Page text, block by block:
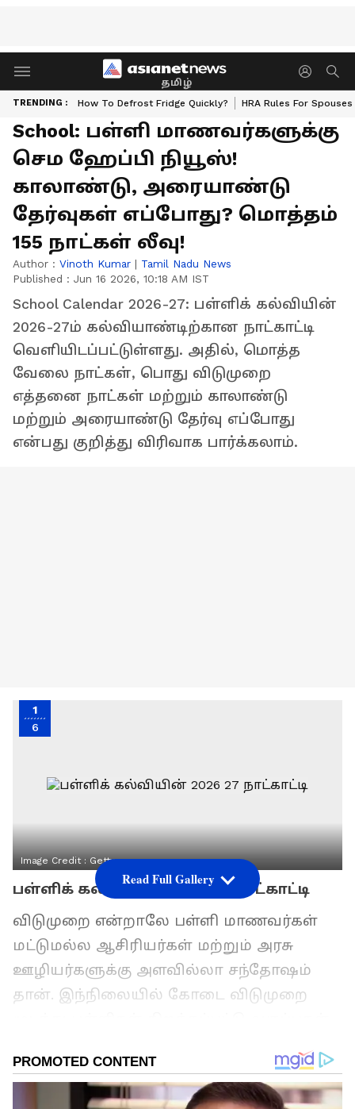
தமிழ்
TRENDING : How To Defrost Fridge Quickly? HRA Rules For Spouses
School: பள்ளி மாணவர்களுக்கு
செம ஹேப்பி நியூஸ்!
காலாண்டு, அரையாண்டு
தேர்வுகள் எப்போது? மொத்தம்
155 நாட்கள் லீவு!
Author : Vinoth Kumar | Tamil Nadu News
Published : Jun 16 2026, 10:18 AM IST
School Calendar 2026-27: பள்ளிக் கல்வியின்
2026-27ம் கல்வியாண்டிற்கான நாட்காட்டி
வெளியிடப்பட்டுள்ளது. அதில், மொத்த
வேலை நாட்கள், பொது விடுமுறை
எத்தனை நாட்கள் மற்றும் காலாண்டு
மற்றும் அரையாண்டு தேர்வு எப்போது
என்பது குறித்து விரிவாக பார்க்கலாம்.
1
6
Image Credit : Getty
பள்ளிக் கல்வியின் 2026-27 நாட்காட்டி
விடுமுறை என்றாலே பள்ளி மாணவர்கள்
மட்டுமல்ல ஆசிரியர்கள் மற்றும் அரசு
ஊழியர்களுக்கு அளவில்லா சந்தோஷம்
தான். இந்நிலையில் கோடை விடுமுறை
பள்ளிக் கல்வியின் 2026-27ம்
கல்வியாண்டிற்கான நாட்காட்டி
Read Full Gallery